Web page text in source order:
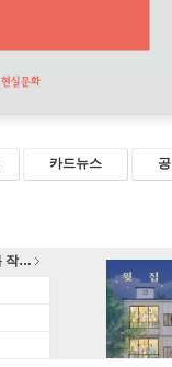
카드뉴스
뮤지컬 〈휴남동 서점〉X 황보름 작가 북토크